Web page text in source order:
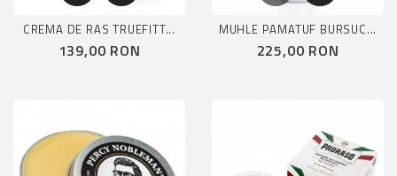
CREMA DE RAS TRUEFITT...
Pret
139,00 RON
MUHLE PAMATUF BURSUC...
Pret
225,00 RON